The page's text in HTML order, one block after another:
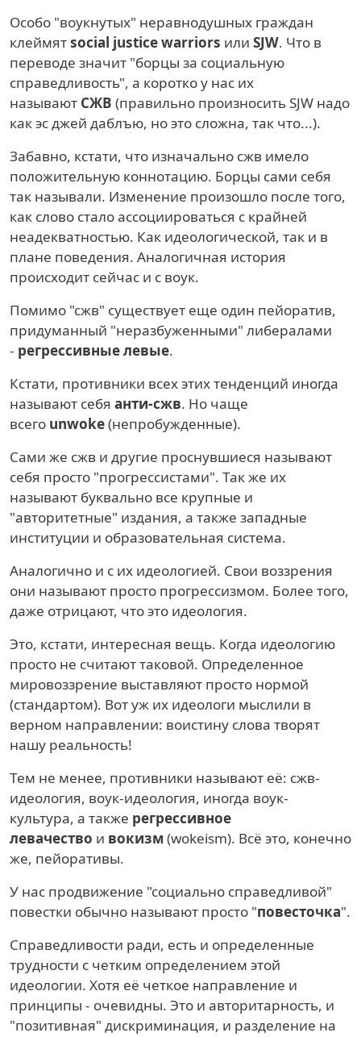
Особо "воукнутых" неравнодушных граждан
клеймятsocial justice warriors или SJW. Что в
переводе значит "борцы за социальную
справедливость", а коротко у нас их
называют СЖВ (правильно произносить SJW надо
как эс джей даблъю, но это сложна, так что...).
Забавно, кстати, что изначально сжв имело
положительную коннотацию. Борцы сами себя
так называли. Изменение произошло после того,
как слово стало ассоциироваться с крайней
неадекватностью. Как идеологической, так и в
плане поведения. Аналогичная история
происходит сейчас и с воук.
Помимо "сжв" существует еще один пейоратив,
придуманный "неразбуженными" либералами
- регрессивные левые.
Кстати, противники всех этих тенденций иногда
называют себя анти-сжв. Но чаще
всего unwoke(непробужденные).
Сами же сжв и другие проснувшиеся называют
себя просто "прогрессистами". Так же их
называют буквально все крупные и
"авторитетные" издания, а также западные
институции и образовательная система.
Аналогично и с их идеологией. Свои воззрения
они называют просто прогрессизмом. Более того,
даже отрицают, что это идеология.
Это, кстати, интересная вещь. Когда идеологию
просто не считают таковой. Определенное
мировоззрение выставляют просто нормой
(стандартом). Вот уж их идеологи мыслили в
верном направлении: воистину слова творят
нашу реальность!
Тем не менее, противники называют её: сжв-
идеология, воук-идеология, иногда воук-
культура, а также регрессивное
левачество и вокизм(wokeism). Всё это, конечно
же, пейоративы.
У нас продвижение "социально справедливой"
повестки обычно называют просто "повесточка".
Справедливости ради, есть и определенные
трудности с четким определением этой
идеологии. Хотя её четкое направление и
принципы - очевидны. Это и авторитарность, и
"позитивная" дискриминация, и разделение на